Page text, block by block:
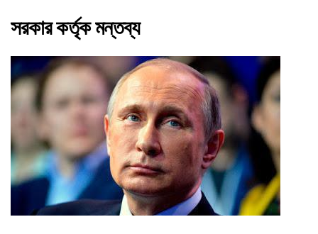
সরকার কর্তৃক মন্তব্য